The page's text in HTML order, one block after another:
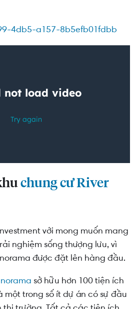
chung cư River
với mong muốn mang
nghiệm sống thượng lưu, vì
được đặt lên hàng đầu.
sở hữu hơn 100 tiện ích
một trong số ít dự án có sự đầu